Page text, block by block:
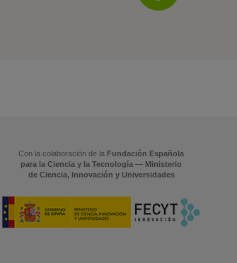
Con la colaboración de la Fundación Española
para la Ciencia y la Tecnología — Ministerio
de Ciencia, Innovación y Universidades